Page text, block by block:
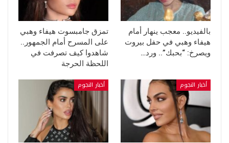
بالفيديو.. معجب ينهار أمام
هيفاء وهبي في حفل بيروت
ويصرخ: “بحبك”.. ورد…
تمزق جامبسوت هيفاء وهبي
على المسرح أمام الجمهور..
شاهدوا كيف تصرفت في
اللحظة الحرجة
أخبار النجوم أخبار النجوم